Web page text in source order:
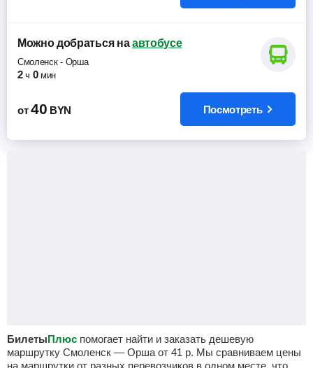
Можно добратьсяна автобусе
Смоленск- Орша
2 ч 0 мин
от 40 BYN Посмотреть
БилетыПлюс помогает найти и заказать дешевую
маршрутку Смоленск — Орша от 41 р. Мы сравниваем цены
на маршрутки от разных перевозчиков в одном месте, что